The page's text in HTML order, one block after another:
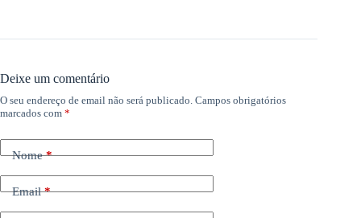
Deixe um comentário
O seu endereço de email não será publicado. Campos obrigatórios
marcados com *
Nome*
Email*